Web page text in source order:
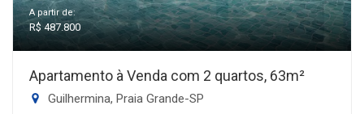
A partir de:
R$ 487.800
Apartamento à Venda com 2 quartos, 63m²
Guilhermina, Praia Grande-SP